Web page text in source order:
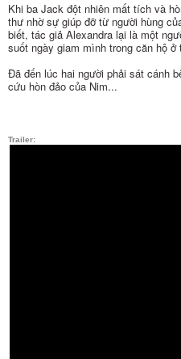
Khi ba Jack đột nhiên mất tích và
thư nhờ sự giúp đỡ từ người hùng
biết, tác giả Alexandra lại là một
suốt ngày giam mình trong căn hộ ở
Đã đến lúc hai người phải sát cánh
cứu hòn đảo của Nim...
Trailer: